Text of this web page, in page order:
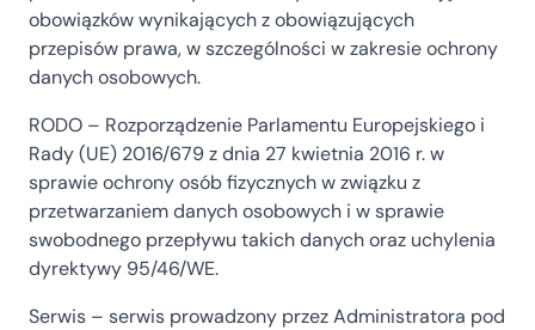
obowiązków wynikających z obowiązujących
przepisów prawa, w szczególności w zakresie ochrony
danych osobowych.
RODO – Rozporządzenie Parlamentu Europejskiego i
Rady (UE) 2016/679 z dnia 27 kwietnia 2016 r. w
sprawie ochrony osób fizycznych w związku z
przetwarzaniem danych osobowych i w sprawie
swobodnego przepływu takich danych oraz uchylenia
dyrektywy 95/46/WE.
Serwis – serwis prowadzony przez Administratora pod